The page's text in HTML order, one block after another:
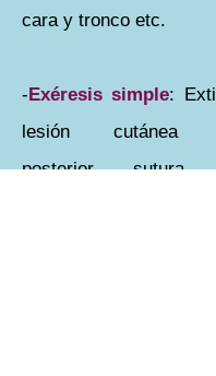
cara y tronco etc.
-Exéresis simple:
lesión cutánea
posterior